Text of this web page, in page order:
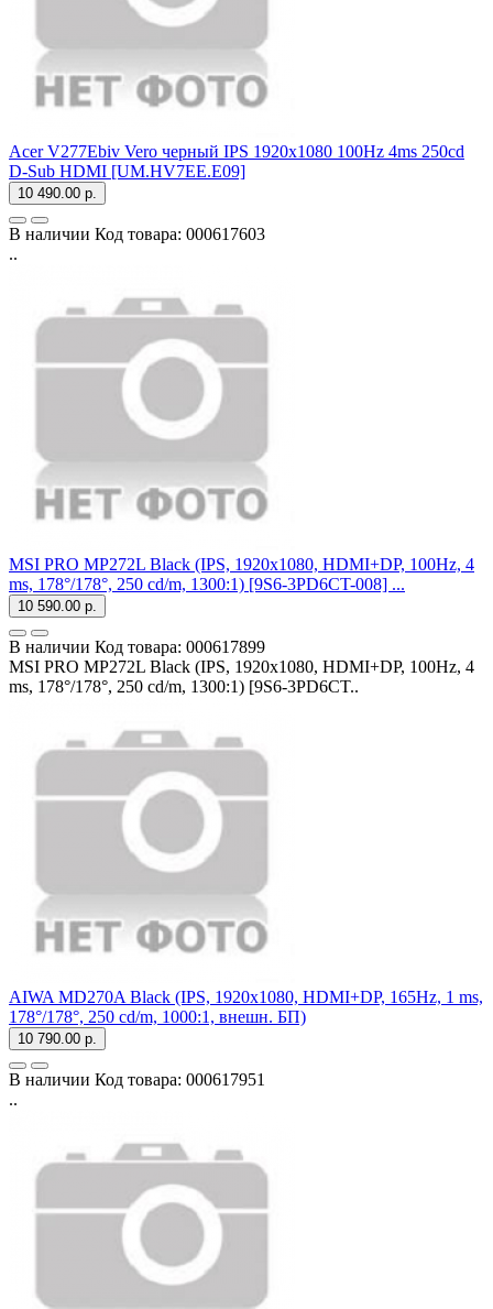
Acer V277Ebiv Vero черный IPS 1920x1080 100Hz 4ms 250cd
D-Sub HDMI [UM.HV7EE.E09]
10 490.00 р.
В наличии Код товара: 000617603
..
MSI PRO MP272L Black (IPS, 1920x1080, HDMI+DP, 100Hz, 4
ms, 178°/178°, 250 cd/m, 1300:1) [9S6-3PD6CT-008] ...
10 590.00 р.
В наличии Код товара: 000617899
MSI PRO MP272L Black (IPS, 1920x1080, HDMI+DP, 100Hz, 4
ms, 178°/178°, 250 cd/m, 1300:1) [9S6-3PD6CT..
AIWA MD270A Black (IPS, 1920x1080, HDMI+DP, 165Hz, 1 ms,
178°/178°, 250 cd/m, 1000:1, внешн. БП)
10 790.00 р.
В наличии Код товара: 000617951
..